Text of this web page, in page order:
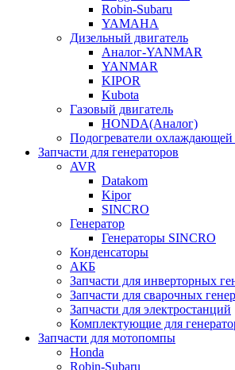
Robin-Subaru
YAMAHA
Дизельный двигатель
Аналог-YANMAR
YANMAR
KIPOR
Kubota
Газовый двигатель
HONDA(Aналог)
Подогреватели охлаждающей
Запчасти для генераторов
AVR
Datakom
Kipor
SINCRO
Генератор
Генераторы SINCRO
Конденсаторы
АКБ
Запчасти для инверторных
Запчасти для сварочных
Запчасти для электростанций
Комплектующие для
Запчасти для мотопомпы
Honda
Robin-Subaru